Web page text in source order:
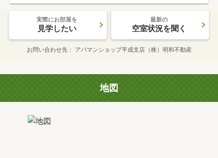
実際にお部屋を
見学したい
最新の
空室状況を聞く
お問い合わせ先 アパマンショップ平成支店（株）明和不動産
地図